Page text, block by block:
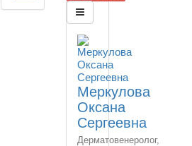
Меркулова
Оксана
Сергеевна
Дерматовенеролог,